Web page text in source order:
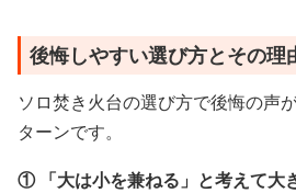
後悔しやすい選び方とその理
ソロ焚き火台の選び方で後悔の声
ターンです。
① 「大は小を兼ねる」と考えて大